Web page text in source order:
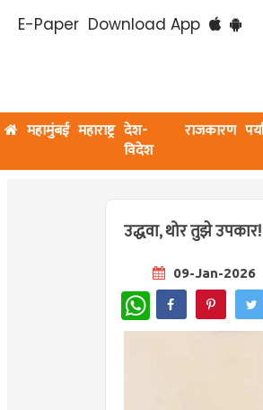
E-Paper Download App
महामुंबई महाराष्ट्र देश-
विदेश
राजकारण
उद्धवा, थोर तुझे उपकार!
09-Jan-2026
WhatsApp